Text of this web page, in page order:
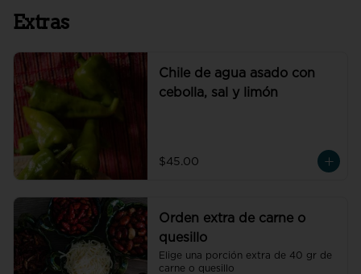
Extras
Chile de agua asado con
cebolla, sal y limón
$45.00
Orden extra de carne o
quesillo
Elige una porción extra de 40 gr de
carne o quesillo